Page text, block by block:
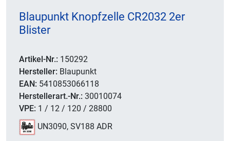
Blaupunkt Knopfzelle CR2032 2er
Blister
Artikel-Nr.: 150292
Hersteller: Blaupunkt
EAN: 5410853066118
Herstellerart.-Nr.: 30010074
VPE: 1 / 12 / 120 / 28800
UN3090, SV188 ADR